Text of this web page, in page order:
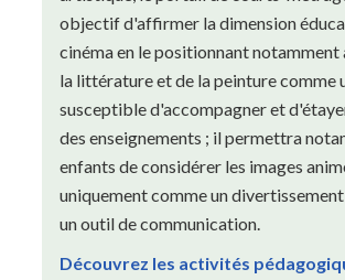
objectif d'affirmer la dimension
cinéma en le positionnant notamment
la littérature et de la peinture comme
susceptible d'accompagner et
des enseignements ; il permettra
enfants de considérer les images
uniquement comme un
un outil de communication.
Découvrez les activités